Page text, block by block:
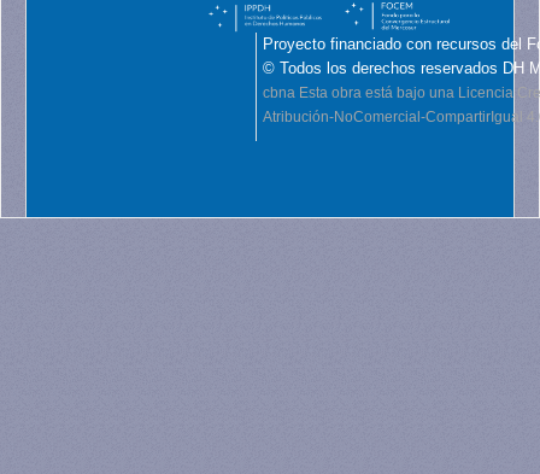
Proyecto financiado con recursos del
© Todos los derechos reservados DH
cbna Esta obra está bajo una Licencia
Atribución-NoComercial-CompartirIgual